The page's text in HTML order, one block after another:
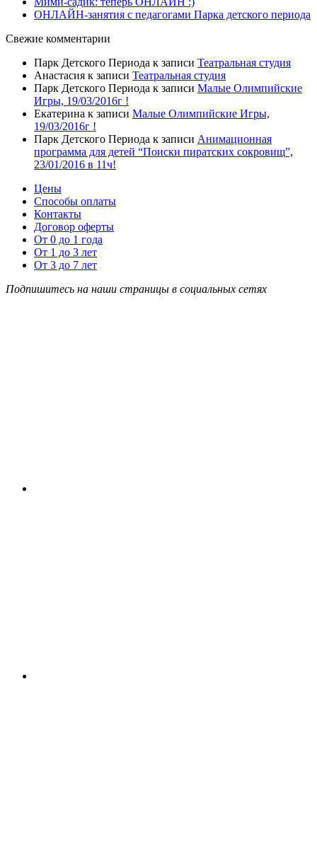
ОНЛАЙН-занятия с педагогами Парка детского периода
Свежие комментарии
Парк Детского Периода к записи Театральная студия
Анастасия к записи Театральная студия
Парк Детского Периода к записи Малые Олимпийские
Игры, 19/03/2016г !
Екатерина к записи Малые Олимпийские Игры,
19/03/2016г !
Парк Детского Периода к записи Анимационная
программа для детей “Поиски пиратских сокровищ”,
23/01/2016 в 11ч!
Цены
Способы оплаты
Контакты
Договор оферты
От 0 до 1 года
От 1 до 3 лет
От 3 до 7 лет
Подпишитесь на наши страницы в социальных сетях